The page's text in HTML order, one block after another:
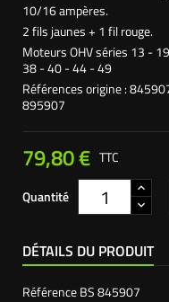
10/16 ampères.
2 fils jaunes + 1 fil rouge.
Moteurs OHV séries 13 -
38 - 40 - 44 - 49
Références origine :
895907
79,80 € TTC
Quantité
DÉTAILS DU PRODUIT
RéférenceBS 845907